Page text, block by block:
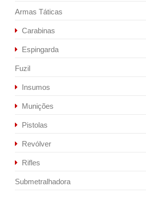
Armas Táticas
Carabinas
Espingarda
Fuzil
Insumos
Munições
Pistolas
Revólver
Rifles
Submetralhadora